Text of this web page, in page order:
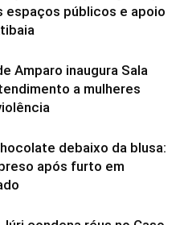
espaços públicos e apoio
Amparo inaugura Sala
a mulheres
debaixo da blusa:
após furto em